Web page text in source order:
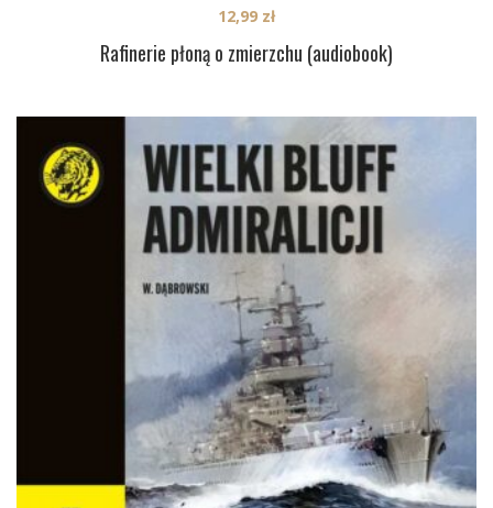
Rafinerie płoną o zmierzchu (audiobook)
12,99 zł